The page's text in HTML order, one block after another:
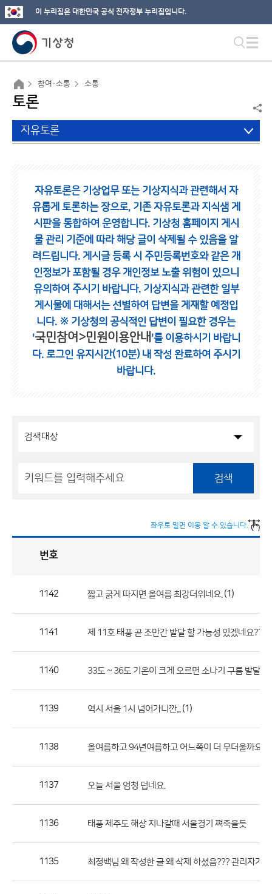
이 누리집은 대한민국 공식 전자정부 누리집입니다.
참여·소통 소통
토론
자유토론
자유토론은 기상업무 또는 기상지식과 관련해서 자
유롭게 토론하는 장으로, 기존 자유토론과 지식샘 게
시판을 통합하여 운영합니다. 기상청 홈페이지 게시
물 관리 기준에 따라 해당 글이 삭제될 수 있음을 알
려드립니다. 게시글 등록 시 주민등록번호와 같은 개
인정보가 포함될 경우 개인정보 노출 위험이 있으니
유의하여 주시기 바랍니다. 기상지식과 관련한 일부
게시물에 대해서는 선별하여 답변을 게재할 예정입
니다. ※ 기상청의 공식적인 답변이 필요한 경우는
'국민참여>민원이용안내 '를 이용하시기 바랍니
다. 로그인 유지시간(10분) 내 작성 완료하여 주시기
바랍니다.
검색
좌우로 밀면 이동 할 수 있습니다.
론
호,
록
번호
1142 짧고 굵게 따지면 올여름 최강더위네요. (1)
1141 제 11호 태풍 곧 조만간 발달 할 가능성 있겠네요??
1140 33도 ~ 36도 기온이 크게 오르면 소나기 구름 발달하
1139 역시 서울 1시 넘어가니깐... (1)
1138 올여름하고 94년여름하고 어느쪽이 더 무더울까요?
1137 오늘 서울 엄청 덥네요.
1136 태풍 제주도 해상 지나갈때 서울경기 쪄죽을듯
1135 최정백님 왜 작성한 글 왜 삭제 하셨음??? 관리자가